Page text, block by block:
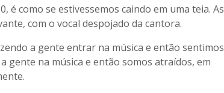
é como se estivessemos caindo em uma teia. As
com o vocal despojado da cantora.
a gente entrar na música e então sentimos
gente na música e então somos atraídos, em